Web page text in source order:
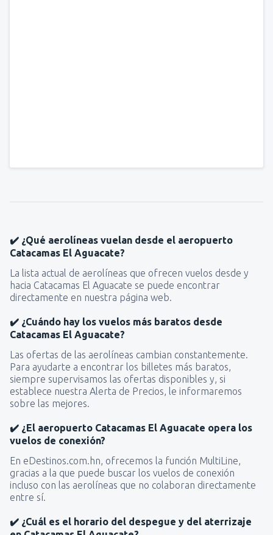
✔️ ¿Qué aerolíneas vuelan desde el aeropuerto
Catacamas El Aguacate?
La lista actual de aerolíneas que ofrecen vuelos desde y
hacia Catacamas El Aguacate se puede encontrar
directamente en nuestra página web.
✔️ ¿Cuándo hay los vuelos más baratos desde
Catacamas El Aguacate?
Las ofertas de las aerolíneas cambian constantemente.
Para ayudarte a encontrar los billetes más baratos,
siempre supervisamos las ofertas disponibles y, si
establece nuestra Alerta de Precios, le informaremos
sobre las mejores.
✔️ ¿El aeropuerto Catacamas El Aguacate opera los
vuelos de conexión?
En eDestinos.com.hn, ofrecemos la función MultiLine,
gracias a la que puede buscar los vuelos de conexión
incluso con las aerolíneas que no colaboran directamente
entre sí.
✔️ ¿Cuál es el horario del despegue y del aterrizaje